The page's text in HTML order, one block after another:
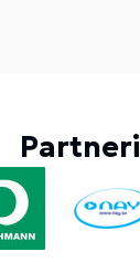
Partneri